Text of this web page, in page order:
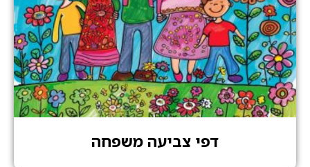
דפי צביעה משפחה